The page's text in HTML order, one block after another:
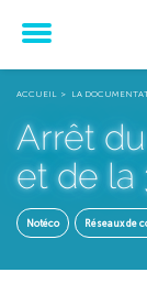
ACCUEIL
LA
Arrêt
et de la
Notéco Réseaux de